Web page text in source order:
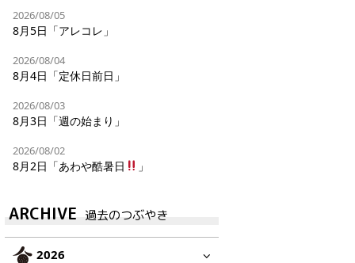
2026/08/05
8月5日「アレコレ」
2026/08/04
8月4日「定休日前日」
2026/08/03
8月3日「週の始まり」
2026/08/02
8月2日「あわや酷暑日 」
ARCHIVE 過去のつぶやき
2026